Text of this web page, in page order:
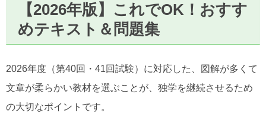
【2026年版】これでOK！おすす
めテキスト＆問題集
2026年度（第40回・41回試験）に対応した、図解が多くて
文章が柔らかい教材を選ぶことが、独学を継続させるため
の大切なポイントです。